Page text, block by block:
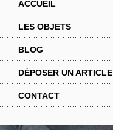
ACCUEIL
LES OBJETS
BLOG
DÉPOSER UN ARTICLE
CONTACT